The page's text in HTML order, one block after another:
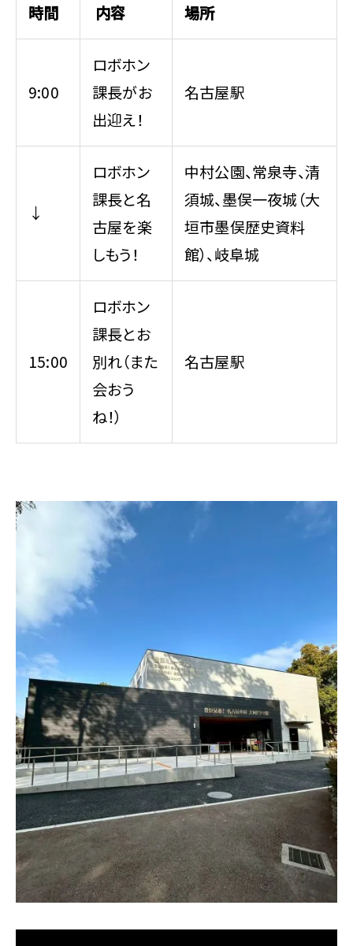
時間 内容 場所
9:00
ロボホン
課長がお
出迎え！
名古屋駅
↓
ロボホン
課長と名
古屋を楽
しもう！
中村公園、常泉寺、清
須城、墨俣一夜城（大
垣市墨俣歴史資料
館）、岐阜城
15:00
ロボホン
課長とお
別れ（また
会おう
ね！）
名古屋駅